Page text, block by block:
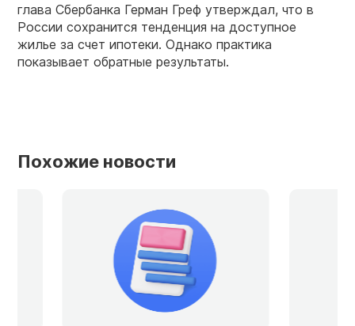
глава Сбербанка Герман Греф утверждал, что в
России сохранится тенденция на доступное
жилье за счет ипотеки. Однако практика
показывает обратные результаты.
Похожие новости